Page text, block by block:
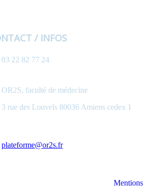
/ INFOS
03 22 82 77 24
OR2S, faculté de médecine
3 rue des Louvels 80036 Amiens cedex 1
plateforme@or2s.fr
Mentions